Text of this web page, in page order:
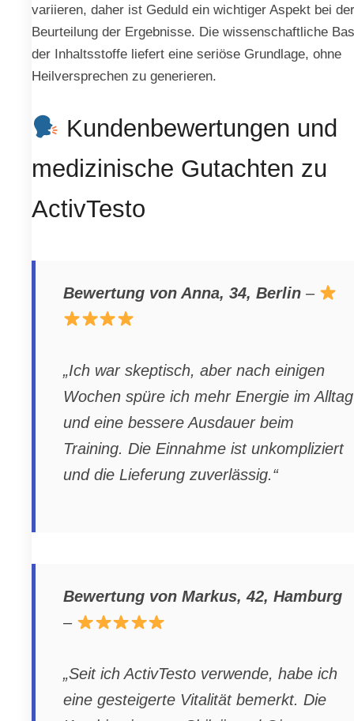
variieren, daher ist Geduld ein wichtiger Aspekt bei der
Beurteilung der Ergebnisse. Die wissenschaftliche
der Inhaltsstoffe liefert eine seriöse Grundlage, ohne
Heilversprechen zu generieren.
Kundenbewertungen und
medizinische Gutachten zu
ActivTesto
Bewertung von Anna, 34, Berlin –
„Ich war skeptisch, aber nach einigen
Wochen spüre ich mehr Energie im Alltag
und eine bessere Ausdauer beim
Training. Die Einnahme ist unkompliziert
und die Lieferung zuverlässig.“
Bewertung von Markus, 42, Hamburg
–
„Seit ich ActivTesto verwende, habe ich
eine gesteigerte Vitalität bemerkt. Die